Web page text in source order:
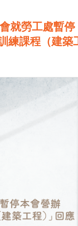
就勞工處暫停
練課程（建築